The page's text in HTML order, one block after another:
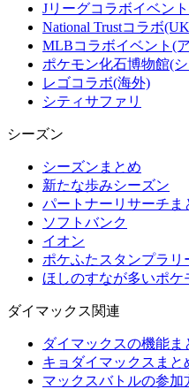
Jリーグコラボイベント
National Trustコラボ
MLBコラボイベント(
ポケモン化石博物館(
レゴコラボ(海外)
シティサファリ
シーズン
シーズンまとめ
新たな歩みシーズン
パートナーリサーチま
ソフトバンク
イオン
ポケふたスタンプラリ
ほしのすなが多いポケ
ダイマックス関連
ダイマックスの機能ま
キョダイマックスまと
マックスバトルの参加